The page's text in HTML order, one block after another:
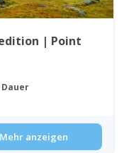
| Point
Dauer
Mehr anzeigen